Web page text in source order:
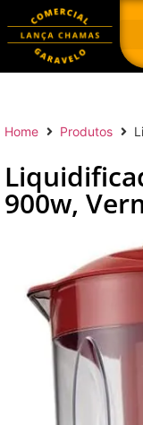
Home Produtos
900w,